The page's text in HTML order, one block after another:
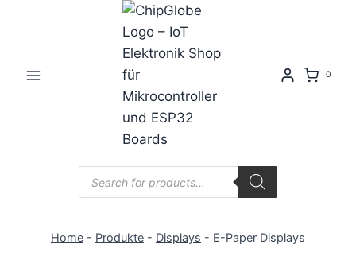
0
Products
search
Home - Produkte - Displays - E-Paper Displays